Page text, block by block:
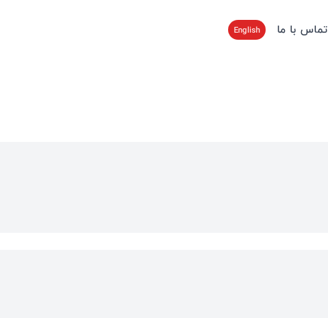
تماس با ما English